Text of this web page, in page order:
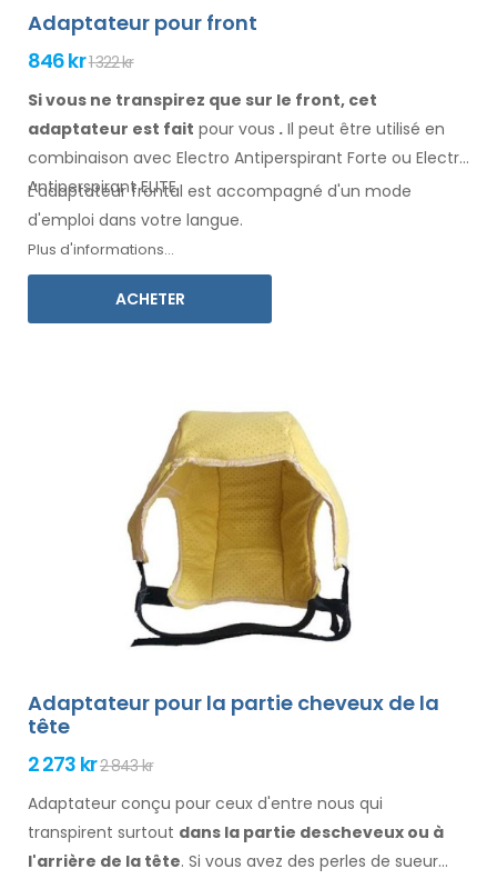
Adaptateur pour front
846 kr1 322 kr
Si vous ne transpirez que sur le front, cet
adaptateur est fait pour vous . Il peut être utilisé en
combinaison avec Electro Antiperspirant Forte ou Electro
Antiperspirant ELITE.
L'adaptateurfrontal est accompagné d'un mode
d'emploi dans votre langue.
Plus d'informations...
ACHETER
Adaptateur pour la partie cheveux de la
tête
2 273 kr2 843 kr
Adaptateur conçu pour ceux d'entre nous qui
transpirent surtout dans la partie descheveux ou à
l'arrière de la tête. Si vous avez des perles de sueur